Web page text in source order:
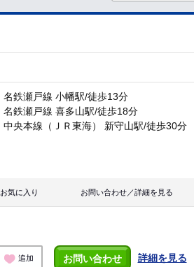
名鉄瀬戸線 小幡駅/徒歩13分
名鉄瀬戸線 喜多山駅/徒歩18分
中央本線（ＪＲ東海） 新守山駅/徒歩30分
お気に入り お問い合わせ／詳細を見る
追加 お問い合わせ 詳細を見る